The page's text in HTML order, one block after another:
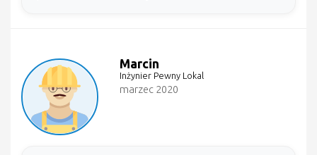
Marcin
Inżynier Pewny Lokal
marzec 2020